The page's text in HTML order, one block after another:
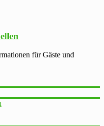
für Gäste und